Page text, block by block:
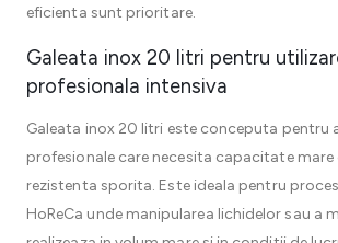
eficienta sunt prioritare.
Galeata inox 20 litri pentru
profesionala intensiva
Galeata inox 20 litri este conceputa pentru
profesionale care necesita capacitate mare
rezistenta sporita. Este ideala pentru
HoReCa unde manipularea lichidelor sau a